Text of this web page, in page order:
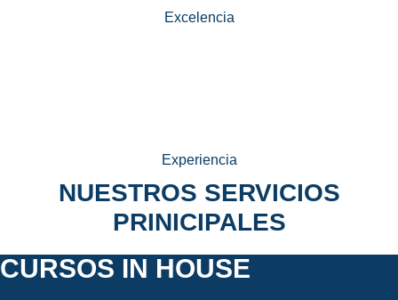
Excelencia
Experiencia
NUESTROS SERVICIOS
PRINICIPALES
CURSOS IN HOUSE